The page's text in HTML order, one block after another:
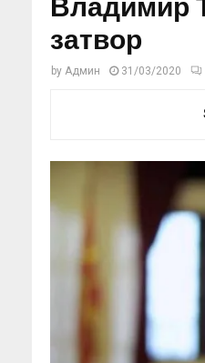
затвор
by Админ 31/03/2020